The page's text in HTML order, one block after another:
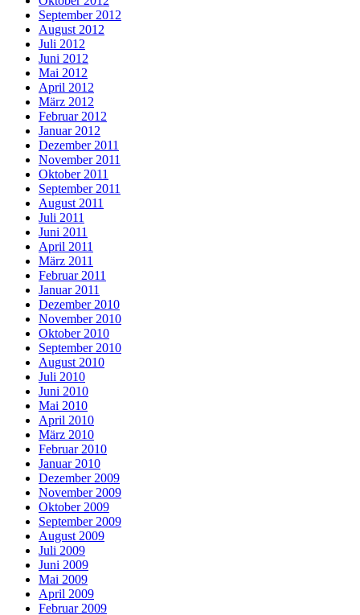
September 2012
August 2012
Juli 2012
Juni 2012
Mai 2012
April 2012
März 2012
Februar 2012
Januar 2012
Dezember 2011
November 2011
Oktober 2011
September 2011
August 2011
Juli 2011
Juni 2011
April 2011
März 2011
Februar 2011
Januar 2011
Dezember 2010
November 2010
Oktober 2010
September 2010
August 2010
Juli 2010
Juni 2010
Mai 2010
April 2010
März 2010
Februar 2010
Januar 2010
Dezember 2009
November 2009
Oktober 2009
September 2009
August 2009
Juli 2009
Juni 2009
Mai 2009
April 2009
Februar 2009